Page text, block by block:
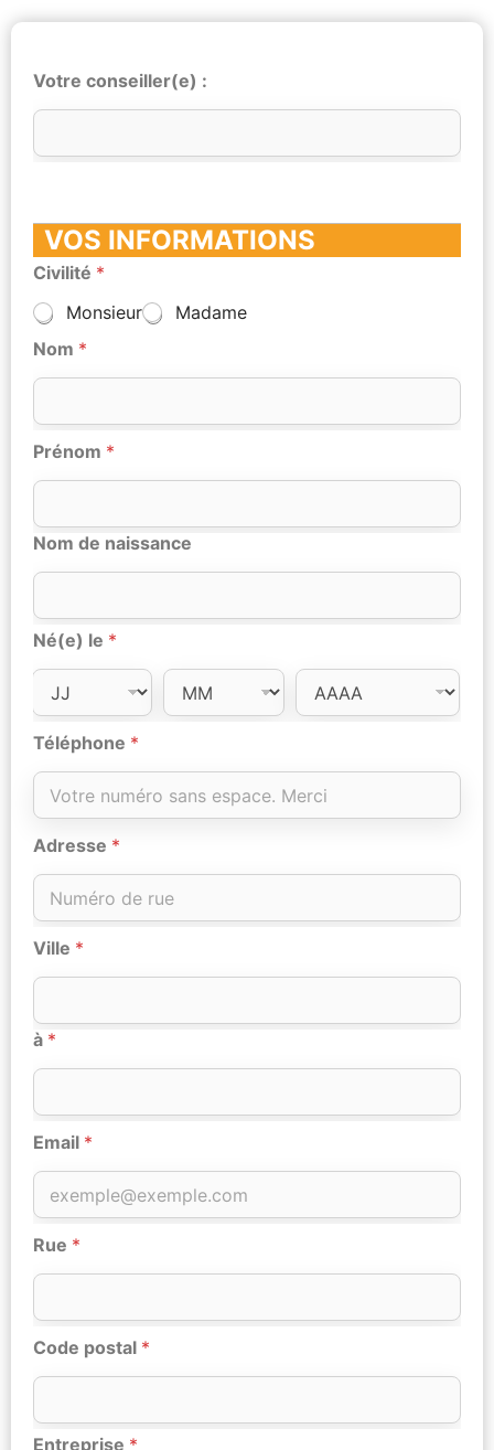
Votre conseiller(e) :
VOS INFORMATIONS
Civilité *
Monsieur
Madame
Nom *
Prénom *
Nom de naissance
Né(e) le *
Téléphone *
Adresse *
Ville *
à *
Email *
Rue *
Code postal *
Entreprise *